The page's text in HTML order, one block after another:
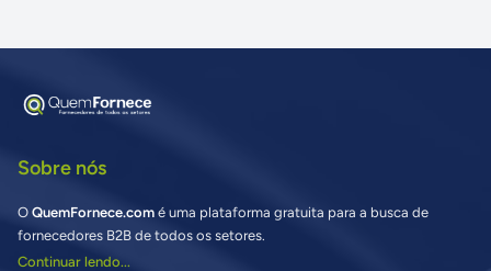
Sobre nós
O QuemFornece.com é uma plataforma gratuita para a busca de
fornecedores B2B de todos os setores.
Continuar lendo...